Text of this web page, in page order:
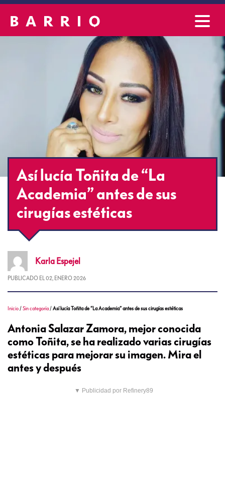
Así lucía Toñita de “La
Academia” antes de sus
cirugías estéticas
Karla Espejel
PUBLICADO EL 02, ENERO 2026
Inicio /Sin categoría /Así lucía Toñita de “La Academia” antes de sus cirugías estéticas
Antonia Salazar Zamora, mejor conocida
como Toñita, se ha realizado varias cirugías
estéticas para mejorar su imagen. Mira el
antes y después
▼ Publicidad por Refinery89